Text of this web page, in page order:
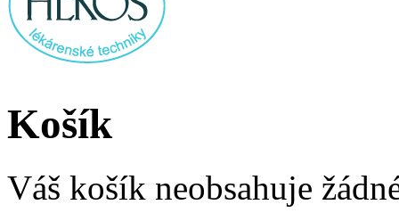
Košík
Váš košík neobsahuje